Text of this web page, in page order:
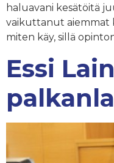
haluavani kesätöitä
vaikuttanut aiemmat
miten käy, sillä
Essi